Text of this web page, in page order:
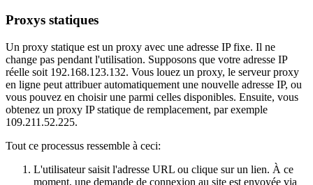
Proxys statiques
Un proxy statique est un proxy avec une adresse IP fixe. Il ne
change pas pendant l'utilisation. Supposons que votre adresse IP
réelle soit 192.168.123.132. Vous louez un proxy, le serveur proxy
en ligne peut attribuer automatiquement une nouvelle adresse IP, ou
vous pouvez en choisir une parmi celles disponibles. Ensuite, vous
obtenez un proxy IP statique de remplacement, par exemple
109.211.52.225.
Tout ce processus ressemble à ceci:
L'utilisateur saisit l'adresse URL ou clique sur un lien. À ce
moment, une demande de connexion au site est envoyée via